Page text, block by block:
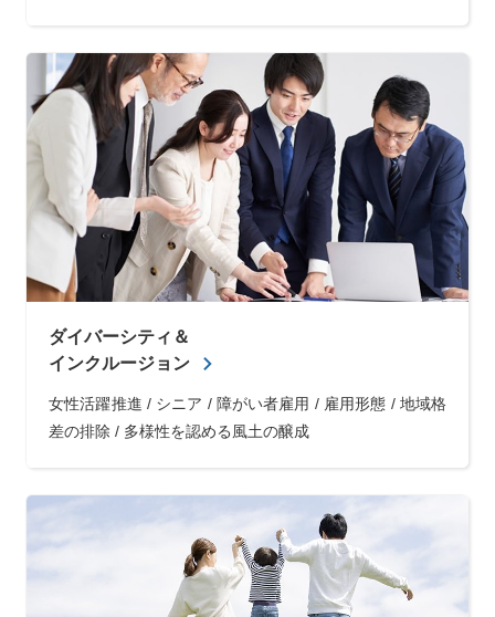
ダイバーシティ＆
インクルージョン
女性活躍推進 / シニア / 障がい者雇用 / 雇用形態 / 地域格
差の排除 / 多様性を認める風土の醸成